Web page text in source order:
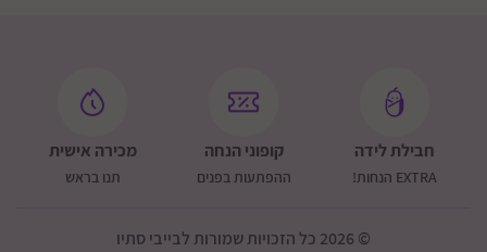
חבילת לידה
EXTRA הנחות!
קופוני הנחה
ההפתעות בפנים
מכירה אישית
תנו בראש
© 2026 כל הזכויות שמורות לבייבי סתיו